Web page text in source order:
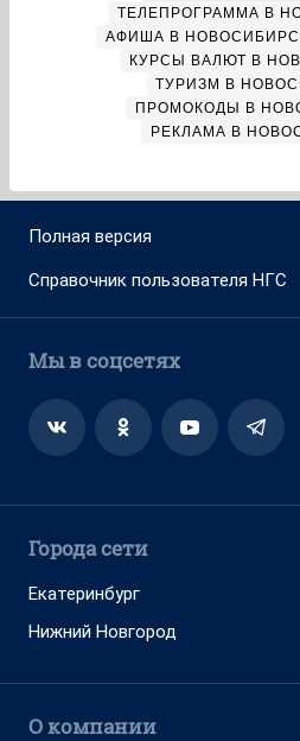
ТЕЛЕПРОГРАММА В
АФИША В
КУРСЫ ВАЛЮТ В
ТУРИЗМ В
ПРОМОКОДЫ В
РЕКЛАМА В
Полная версия
Справочник пользователя НГС
Мы в соцсетях
Города сети
Екатеринбург
Нижний Новгород
О компании